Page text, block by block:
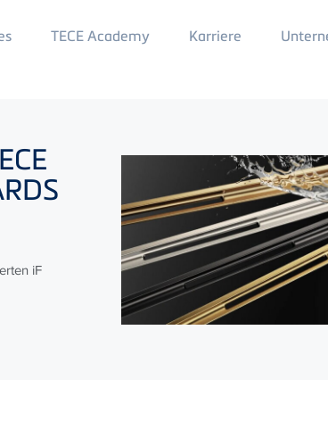
TECE Academy Main
Menu
Karriere
iF